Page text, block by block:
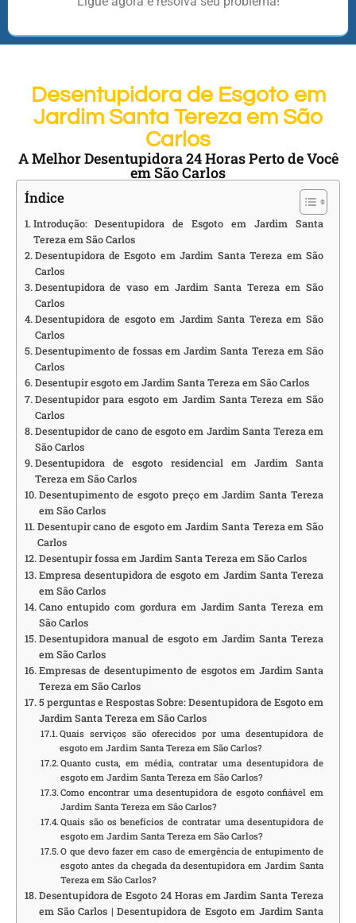
Desentupidora de Esgoto em
Jardim Santa Tereza em São
Carlos
A Melhor Desentupidora 24 Horas Perto de Você
em São Carlos
Índice
Introdução: Desentupidora de Esgoto em Jardim Santa
Tereza em São Carlos
Desentupidora de Esgoto em Jardim Santa Tereza em São
Carlos
Desentupidora de vaso em Jardim Santa Tereza em São
Carlos
Desentupidora de esgoto em Jardim Santa Tereza em São
Carlos
Desentupimento de fossas em Jardim Santa Tereza em São
Carlos
Desentupir esgoto em Jardim Santa Tereza em São Carlos
Desentupidor para esgoto em Jardim Santa Tereza em São
Carlos
Desentupidor de cano de esgoto em Jardim Santa Tereza em
São Carlos
Desentupidora de esgoto residencial em Jardim Santa
Tereza em São Carlos
Desentupimento de esgoto preço em Jardim Santa Tereza
em São Carlos
Desentupir cano de esgoto em Jardim Santa Tereza em São
Carlos
Desentupir fossa em Jardim Santa Tereza em São Carlos
Empresa desentupidora de esgoto em Jardim Santa Tereza
em São Carlos
Cano entupido com gordura em Jardim Santa Tereza em
São Carlos
Desentupidora manual de esgoto em Jardim Santa Tereza
em São Carlos
Empresas de desentupimento de esgotos em Jardim Santa
Tereza em São Carlos
5 perguntas e Respostas Sobre: Desentupidora de Esgoto em
Jardim Santa Tereza em São Carlos
Quais serviços são oferecidos por uma desentupidora de
esgoto em Jardim Santa Tereza em São Carlos?
Quanto custa, em média, contratar uma desentupidora de
esgoto em Jardim Santa Tereza em São Carlos?
Como encontrar uma desentupidora de esgoto confiável em
Jardim Santa Tereza em São Carlos?
Quais são os benefícios de contratar uma desentupidora de
esgoto em Jardim Santa Tereza em São Carlos?
O que devo fazer em caso de emergência de entupimento de
esgoto antes da chegada da desentupidora em Jardim Santa
Tereza em São Carlos?
Desentupidora de Esgoto 24 Horas em Jardim Santa Tereza
em São Carlos | Desentupidora de Esgoto em Jardim Santa